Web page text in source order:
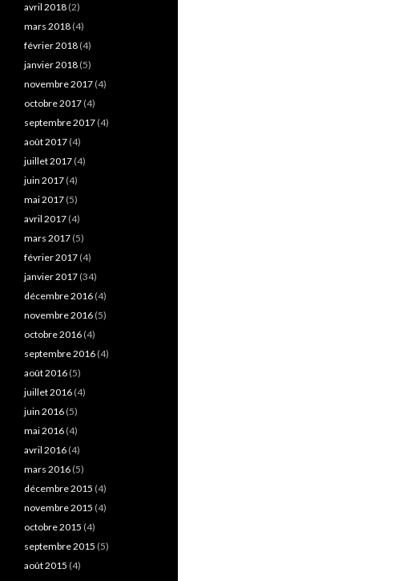
avril 2018 (2)
mars 2018 (4)
février 2018 (4)
janvier 2018 (5)
novembre 2017 (4)
octobre 2017 (4)
septembre 2017 (4)
août 2017 (4)
juillet 2017 (4)
juin 2017 (4)
mai 2017 (5)
avril 2017 (4)
mars 2017 (5)
février 2017 (4)
janvier 2017 (34)
décembre 2016 (4)
novembre 2016 (5)
octobre 2016 (4)
septembre 2016 (4)
août 2016 (5)
juillet 2016 (4)
juin 2016 (5)
mai 2016 (4)
avril 2016 (4)
mars 2016 (5)
décembre 2015 (4)
novembre 2015 (4)
octobre 2015 (4)
septembre 2015 (5)
août 2015 (4)